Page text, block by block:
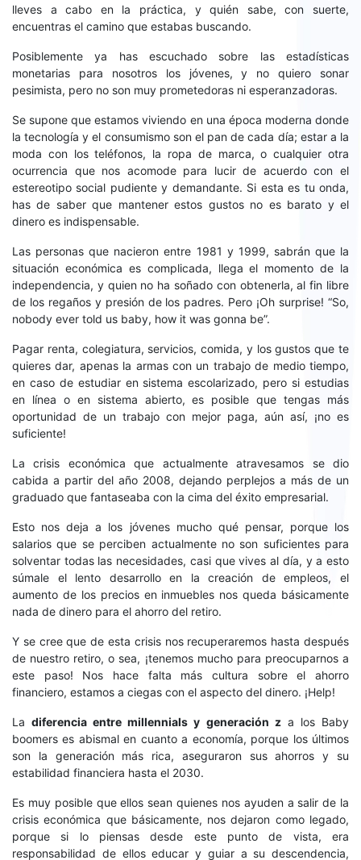
lleves a cabo en la práctica, y quién sabe, con suerte,
encuentras el camino que estabas buscando.
Posiblemente ya has escuchado sobre las estadísticas
monetarias para nosotros los jóvenes, y no quiero sonar
pesimista, pero no son muy prometedoras ni esperanzadoras.
Se supone que estamos viviendo en una época moderna donde
la tecnología y el consumismo son el pan de cada día; estar a la
moda con los teléfonos, la ropa de marca, o cualquier otra
ocurrencia que nos acomode para lucir de acuerdo con el
estereotipo social pudiente y demandante. Si esta es tu onda,
has de saber que mantener estos gustos no es barato y el
dinero es indispensable.
Las personas que nacieron entre 1981 y 1999, sabrán que la
situación económica es complicada, llega el momento de la
independencia, y quien no ha soñado con obtenerla, al fin libre
de los regaños y presión de los padres. Pero ¡Oh surprise! “So,
nobody ever told us baby, how it was gonna be”.
Pagar renta, colegiatura, servicios, comida, y los gustos que te
quieres dar, apenas la armas con un trabajo de medio tiempo,
en caso de estudiar en sistema escolarizado, pero si estudias
en línea o en sistema abierto, es posible que tengas más
oportunidad de un trabajo con mejor paga, aún así, ¡no es
suficiente!
La crisis económica que actualmente atravesamos se dio
cabida a partir del año 2008, dejando perplejos a más de un
graduado que fantaseaba con la cima del éxito empresarial.
Esto nos deja a los jóvenes mucho qué pensar, porque los
salarios que se perciben actualmente no son suficientes para
solventar todas las necesidades, casi que vives al día, y a esto
súmale el lento desarrollo en la creación de empleos, el
aumento de los precios en inmuebles nos queda básicamente
nada de dinero para el ahorro del retiro.
Y se cree que de esta crisis nos recuperaremos hasta después
de nuestro retiro, o sea, ¡tenemos mucho para preocuparnos a
este paso! Nos hace falta más cultura sobre el ahorro
financiero, estamos a ciegas con el aspecto del dinero. ¡Help!
Ladiferencia entre millennials y generación za los Baby
boomers es abismal en cuanto a economía, porque los últimos
son la generación más rica, aseguraron sus ahorros y su
estabilidad financiera hasta el 2030.
Es muy posible que ellos sean quienes nos ayuden a salir de la
crisis económica que básicamente, nos dejaron como legado,
porque si lo piensas desde este punto de vista, era
responsabilidad de ellos educar y guiar a su descendencia,